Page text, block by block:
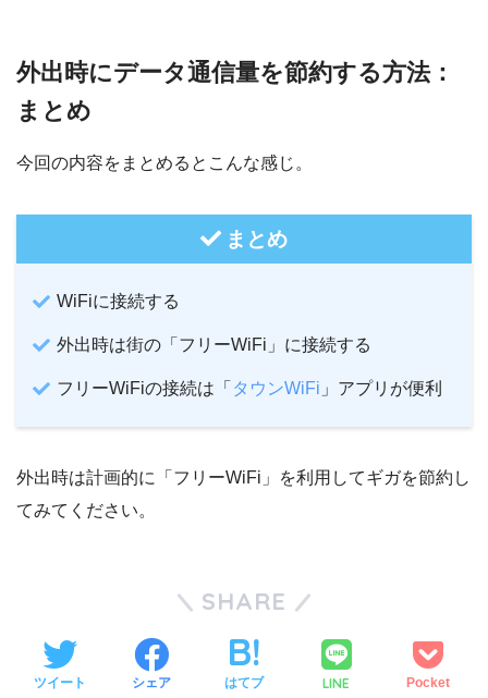
外出時にデータ通信量を節約する方法：
まとめ
今回の内容をまとめるとこんな感じ。
まとめ
WiFiに接続する
外出時は街の「フリーWiFi」に接続する
フリーWiFiの接続は「 タウンWiFi 」アプリが便利
外出時は計画的に「フリーWiFi」を利用してギガを節約し
てみてください。
SHARE
ツイート シェア はてブ LINE Pocket